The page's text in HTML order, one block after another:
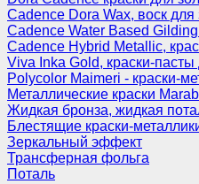
Cadence Dora Wax, воск для
Cadence Water Based
Cadence Hybrid Metallic,
Viva Inka Gold, краски-пасты
Polycolor Maimeri - краски-
Металлические краски
Жидкая бронза, жидкая
Блестящие краски-
Зеркальный эффект
Трансферная фольга
Поталь